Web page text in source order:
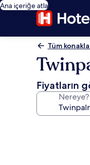
Ana içeriğe atla
Tüm
Fiyatların
Nereye?